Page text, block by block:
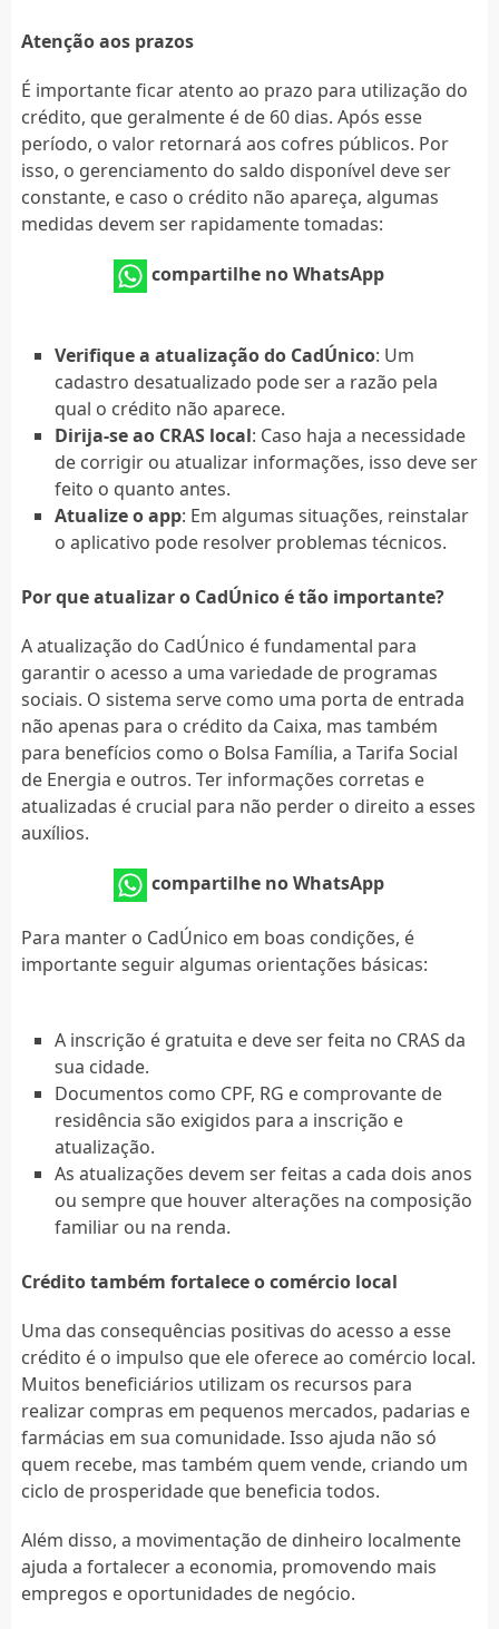
Atenção aos prazos
É importante ficar atento ao prazo para utilização do
crédito, que geralmente é de 60 dias. Após esse
período, o valor retornará aos cofres públicos. Por
isso, o gerenciamento do saldo disponível deve ser
constante, e caso o crédito não apareça, algumas
medidas devem ser rapidamente tomadas:
compartilhe no WhatsApp
Verifique a atualização do CadÚnico: Um
cadastro desatualizado pode ser a razão pela
qual o crédito não aparece.
Dirija-se ao CRAS local: Caso haja a necessidade
de corrigir ou atualizar informações, isso deve ser
feito o quanto antes.
Atualize o app: Em algumas situações, reinstalar
o aplicativo pode resolver problemas técnicos.
Por que atualizar o CadÚnico é tão importante?
A atualização do CadÚnico é fundamental para
garantir o acesso a uma variedade de programas
sociais. O sistema serve como uma porta de entrada
não apenas para o crédito da Caixa, mas também
para benefícios como o Bolsa Família, a Tarifa Social
de Energia e outros. Ter informações corretas e
atualizadas é crucial para não perder o direito a esses
auxílios.
compartilhe no WhatsApp
Para manter o CadÚnico em boas condições, é
importante seguir algumas orientações básicas:
A inscrição é gratuita e deve ser feita no CRAS da
sua cidade.
Documentos como CPF, RG e comprovante de
residência são exigidos para a inscrição e
atualização.
As atualizações devem ser feitas a cada dois anos
ou sempre que houver alterações na composição
familiar ou na renda.
Crédito também fortalece o comércio local
Uma das consequências positivas do acesso a esse
crédito é o impulso que ele oferece ao comércio local.
Muitos beneficiários utilizam os recursos para
realizar compras em pequenos mercados, padarias e
farmácias em sua comunidade. Isso ajuda não só
quem recebe, mas também quem vende, criando um
ciclo de prosperidade que beneficia todos.
Além disso, a movimentação de dinheiro localmente
ajuda a fortalecer a economia, promovendo mais
empregos e oportunidades de negócio.